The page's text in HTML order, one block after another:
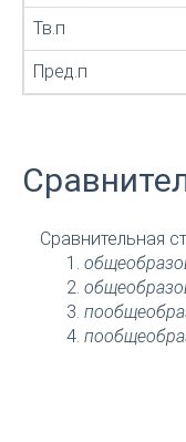
Тв.п
Пред.п
Сравнительная